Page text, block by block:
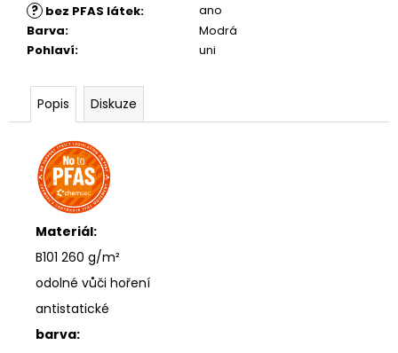
? bez PFAS látek:
ano
Barva:
Modrá
Pohlaví: uni
Popis Diskuze
Materiál:
B101 260 g/m²
odolné vůči hoření
antistatické
barva: